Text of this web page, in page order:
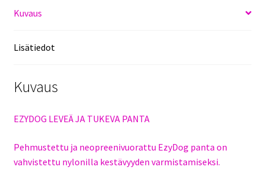
CAMO
Kuvaus
Lisätiedot
Kuvaus
EZYDOG LEVEÄ JA TUKEVA PANTA
Pehmustettu ja neopreenivuorattu EzyDog panta on
vahvistettu nylonilla kestävyyden varmistamiseksi.